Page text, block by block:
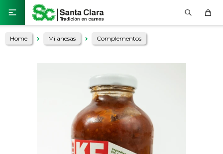

Home Milanesas Complementos